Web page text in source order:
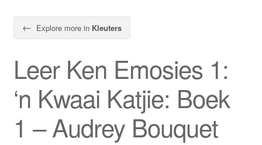
← Explore more in Kleuters
Leer Ken Emosies 1:
‘n Kwaai Katjie: Boek
1 – Audrey Bouquet